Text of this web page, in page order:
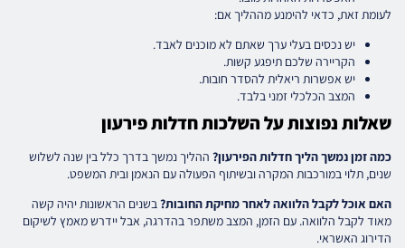
לעומת זאת, כדאי להימנע מההליך אם:
יש נכסים בעלי ערך שאתם לא מוכנים לאבד.
הקריירה שלכם תיפגע קשות.
יש אפשרות ריאלית להסדר חובות.
המצב הכלכלי זמני בלבד.
שאלות נפוצות על השלכות חדלות פירעון
כמה זמן נמשך הליך חדלות הפירעון? ההליך נמשך בדרך כלל בין שנה לשלוש
שנים, תלוי במורכבות המקרה ובשיתוף הפעולה עם הנאמן ובית המשפט.
האם אוכל לקבל הלוואה לאחר מחיקת החובות?בשנים הראשונות יהיה קשה
מאוד לקבל הלוואה. עם הזמן, המצב משתפר בהדרגה, אבל יידרש מאמץ לשיקום
הדירוג האשראי.